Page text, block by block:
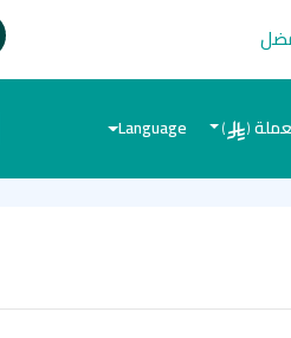
(
)
Language